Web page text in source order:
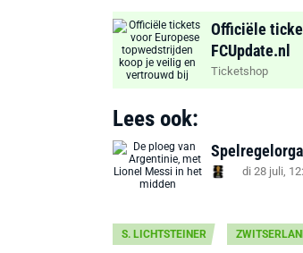
Officiële
FCUpdate.nl
Ticketshop
Lees ook:
di 28 juli,
S. LICHTSTEINER